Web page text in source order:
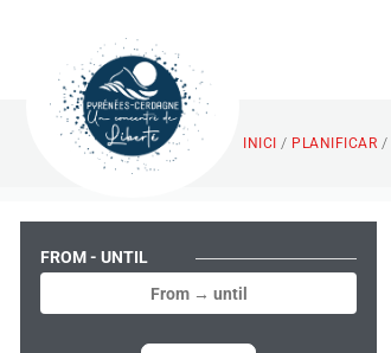
INICI / PLANIFICAR /
FROM - UNTIL